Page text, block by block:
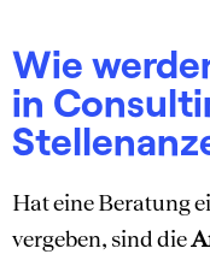
Wie
in
Hat eine Beratung
vergeben, sind die